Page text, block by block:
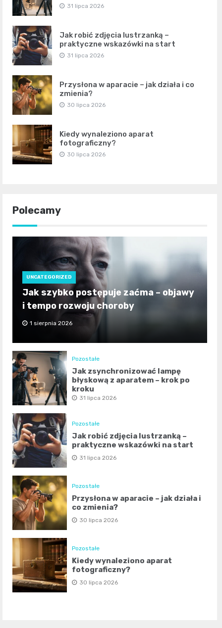
31 lipca 2026
Jak robić zdjęcia lustrzanką –
praktyczne wskazówki na start
31 lipca 2026
Przysłona w aparacie – jak działa i co
zmienia?
30 lipca 2026
Kiedy wynaleziono aparat
fotograficzny?
30 lipca 2026
Polecamy
UNCATEGORIZED
Jak szybko postępuje zaćma – objawy
i tempo rozwoju choroby
1 sierpnia 2026
Pozostałe
Jak zsynchronizować lampę
błyskową z aparatem – krok po
kroku
31 lipca 2026
Pozostałe
Jak robić zdjęcia lustrzanką –
praktyczne wskazówki na start
31 lipca 2026
Pozostałe
Przysłona w aparacie – jak działa i
co zmienia?
30 lipca 2026
Pozostałe
Kiedy wynaleziono aparat
fotograficzny?
30 lipca 2026